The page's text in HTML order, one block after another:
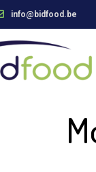
info@bidfood.be